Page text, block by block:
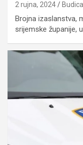
2 rujna, 2024
Brojna izaslanstva,
srijemske županije,